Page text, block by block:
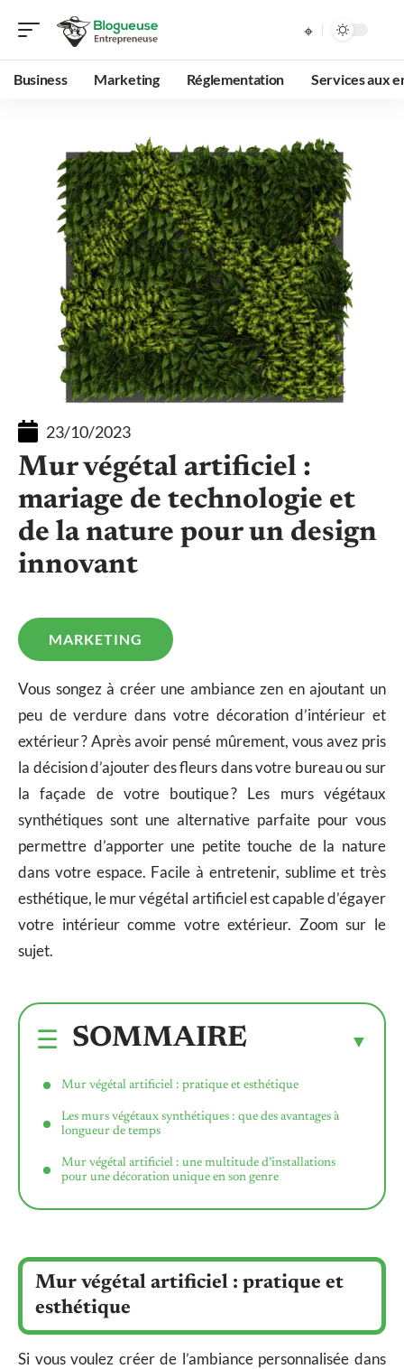
Business Marketing Réglementation Services aux
23/10/2023
Mur végétal artificiel :
mariage de technologie et
de la nature pour un design
innovant
MARKETING
Vous songez à créer une ambiance zen en ajoutant un
peu de verdure dans votre décoration d’intérieur et
extérieur ? Après avoir pensé mûrement, vous avez pris
la décision d’ajouter des fleurs dans votre bureau ou sur
la façade de votre boutique ? Les murs végétaux
synthétiques sont une alternative parfaite pour vous
permettre d’apporter une petite touche de la nature
dans votre espace. Facile à entretenir, sublime et très
esthétique, le mur végétal artificiel est capable d’égayer
votre intérieur comme votre extérieur. Zoom sur le
sujet.
SOMMAIRE
Mur végétal artificiel : pratique et esthétique
Les murs végétaux synthétiques : que des avantages à
longueur de temps
Mur végétal artificiel : une multitude d’installations
pour une décoration unique en son genre
Mur végétal artificiel : pratique et
esthétique
Si vous voulez créer de l’ambiance personnalisée dans